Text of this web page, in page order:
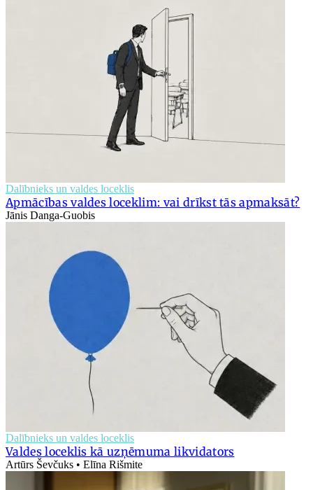
Dalībnieks un valdes loceklis
Apmācības valdes loceklim: vai drīkst tās apmaksāt?
Jānis Danga-Guobis
Dalībnieks un valdes loceklis
Valdes loceklis kā uzņēmuma likvidators
Artūrs Ševčuks • Elīna Rišmite